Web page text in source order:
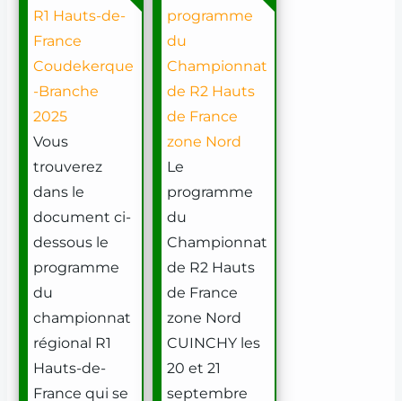
R1 Hauts-de-
France
Coudekerque
-Branche
2025
Vous
trouverez
dans le
document ci-
dessous le
programme
du
championnat
régional R1
Hauts-de-
France qui se
programme
du
Championnat
de R2 Hauts
de France
zone Nord
Le
programme
du
Championnat
de R2 Hauts
de France
zone Nord
CUINCHY les
20 et 21
septembre